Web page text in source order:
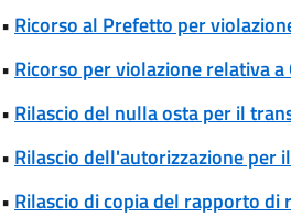
• Ricorso al Prefetto per
• Ricorso per violazione relativa
• Rilascio del nulla osta per il
• Rilascio dell'autorizzazione per
• Rilascio di copia del rapporto